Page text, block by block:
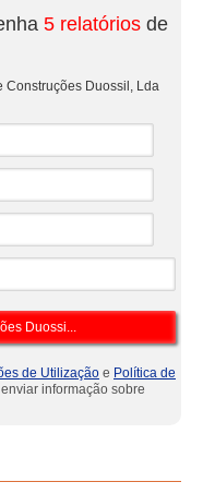
5 relatórios de
Construções Duossil, Lda
de Utilização e Política de
informação sobre